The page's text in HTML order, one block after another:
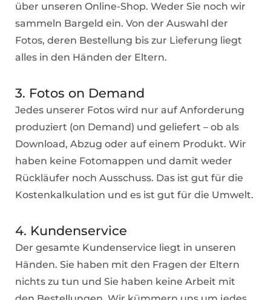
über unseren Online-Shop. Weder Sie noch wir
sammeln Bargeld ein. Von der Auswahl der
Fotos, deren Bestellung bis zur Lieferung liegt
alles in den Händen der Eltern.
3. Fotos on Demand
Jedes unserer Fotos wird nur auf Anforderung
produziert (on Demand) und geliefert – ob als
Download, Abzug oder auf einem Produkt. Wir
haben keine Fotomappen und damit weder
Rückläufer noch Ausschuss. Das ist gut für die
Kostenkalkulation und es ist gut für die Umwelt.
4. Kundenservice
Der gesamte Kundenservice liegt in unseren
Händen. Sie haben mit den Fragen der Eltern
nichts zu tun und Sie haben keine Arbeit mit